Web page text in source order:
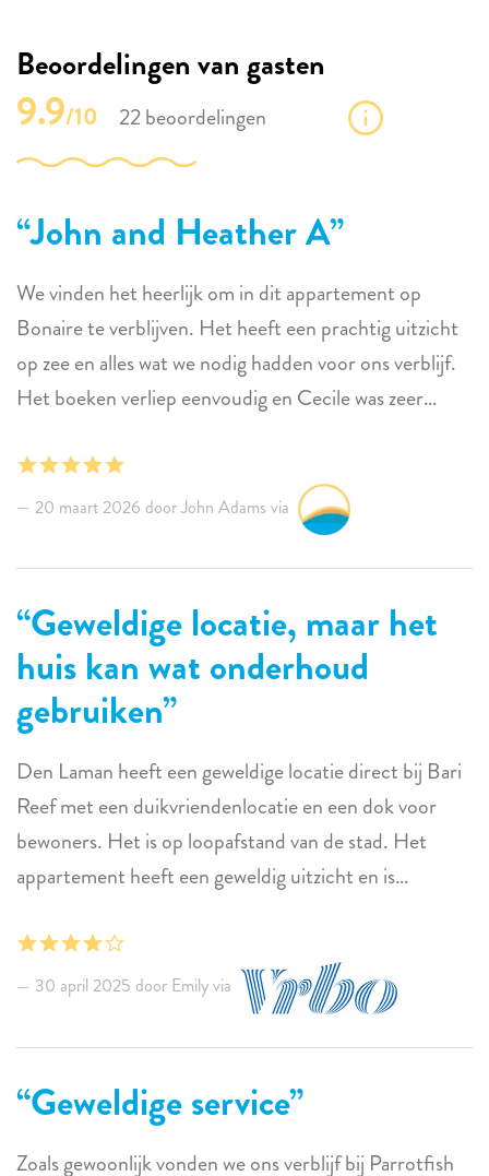
Beoordelingen van gasten
9.9/10 22 beoordelingen
John and Heather A
We vinden het heerlijk om in dit appartement op
Bonaire te verblijven. Het heeft een prachtig uitzicht
op zee en alles wat we nodig hadden voor ons verblijf.
Het boeken verliep eenvoudig en Cecile was zeer
kleine aandachtspunten. De schoonmaak kwam één
keer per week en daar hadden we geen klachten over.
Eén opmerking: de wekelijkse schoonmaak is prima,
maar een grondige schoonmaak van vloeren, plinten
en stoffering zou helpen om alles fris te houden.
20 maart 2026 door John Adams via
Geweldige locatie, maar het
huis kan wat onderhoud
gebruiken
Den Laman heeft een geweldige locatie direct bij Bari
Reef met een duikvriendenlocatie en een dok voor
bewoners. Het is op loopafstand van de stad. Het
appartement heeft een geweldig uitzicht en is
basisonderhoud nodig. De patio is aan drie kanten
afgesloten zonder zijwind of ventilator om muggen weg
te houden. We konden geen tijd buiten doorbrengen
om van het uitzicht te genieten zonder constant
gebeten te worden. Zonder zijwind of ventilator, de
patio was niet fijn.
30 april 2025 door Emily via
Geweldige service
Zoals gewoonlijk vonden we ons verblijf bij Parrotfish